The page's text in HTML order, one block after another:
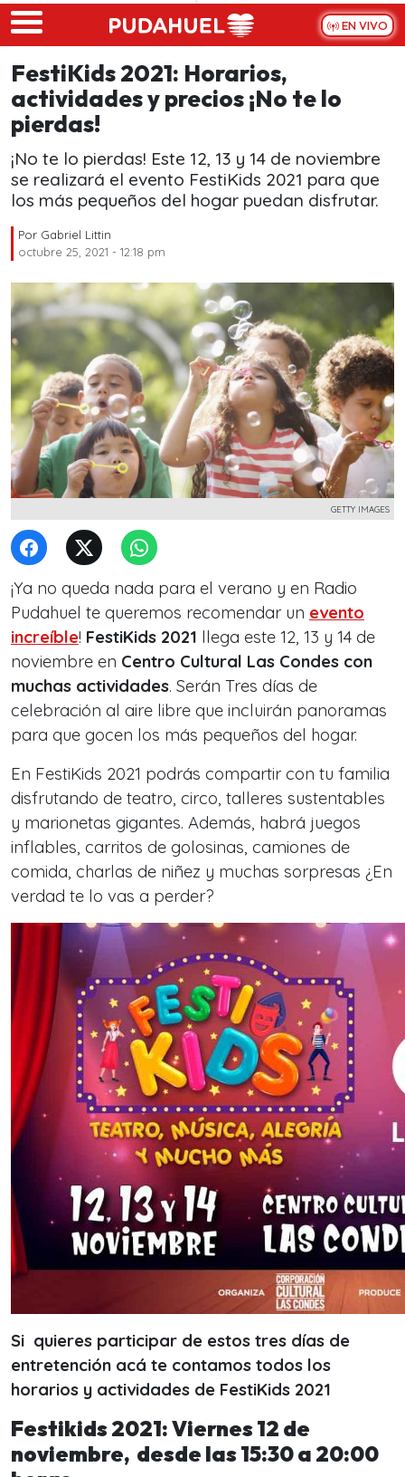
Skip to main content
EN VIVO
FestiKids 2021: Horarios,
actividades y precios ¡No te lo
pierdas!
¡No te lo pierdas! Este 12, 13 y 14 de noviembre
se realizará el evento FestiKids 2021 para que
los más pequeños del hogar puedan disfrutar.
Por Gabriel Littin
octubre 25, 2021 - 12:18 pm
GETTY IMAGES
¡Ya no queda nada para el verano y en Radio
Pudahuel te queremos recomendar un evento
increíble! FestiKids 2021 llega este 12, 13 y 14 de
noviembre en Centro Cultural Las Condes con
muchas actividades. Serán Tres días de
celebración al aire libre que incluirán panoramas
para que gocen los más pequeños del hogar.
En FestiKids 2021 podrás compartir con tu familia
disfrutando de teatro, circo, talleres sustentables
y marionetas gigantes. Además, habrá juegos
inflables, carritos de golosinas, camiones de
comida, charlas de niñez y muchas sorpresas ¿En
verdad te lo vas a perder?
Si quieres participar de estos tres días de
entretención acá te contamos todos los
horarios y actividades de FestiKids 2021
Festikids 2021:Viernes 12 de
noviembre, desde las 15:30 a 20:00